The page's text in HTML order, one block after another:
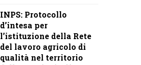
INPS: Protocollo
d’intesa per
l’istituzione della Rete
del lavoro agricolo di
qualità nel territorio